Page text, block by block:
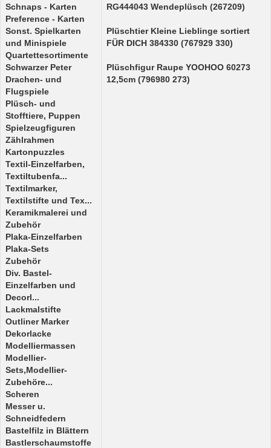
Schnaps - Karten
Preference - Karten
Sonst. Spielkarten
und Minispiele
Quartettesortimente
Schwarzer Peter
Drachen- und
Flugspiele
Plüsch- und
Stofftiere, Puppen
Spielzeugfiguren
Zählrahmen
Kartonpuzzles
Textil-Einzelfarben,
Textiltubenfa...
Textilmarker,
Textilstifte und Tex...
Keramikmalerei und
Zubehör
Plaka-Einzelfarben
Plaka-Sets
Zubehör
Div. Bastel-
Einzelfarben und
Decorl...
Lackmalstifte
Outliner Marker
Dekorlacke
Modelliermassen
Modellier-
Sets,Modellier-
Zubehöre...
Scheren
Messer u.
Schneidfedern
Bastelfilz in Blättern
Bastlerschaumstoffe
RG444043 Wendeplüsch (267209)
Plüschtier Kleine Lieblinge sortiert
FÜR DICH 384330 (767929 330)
Plüschfigur Raupe YOOHOO 60273
12,5cm (796980 273)